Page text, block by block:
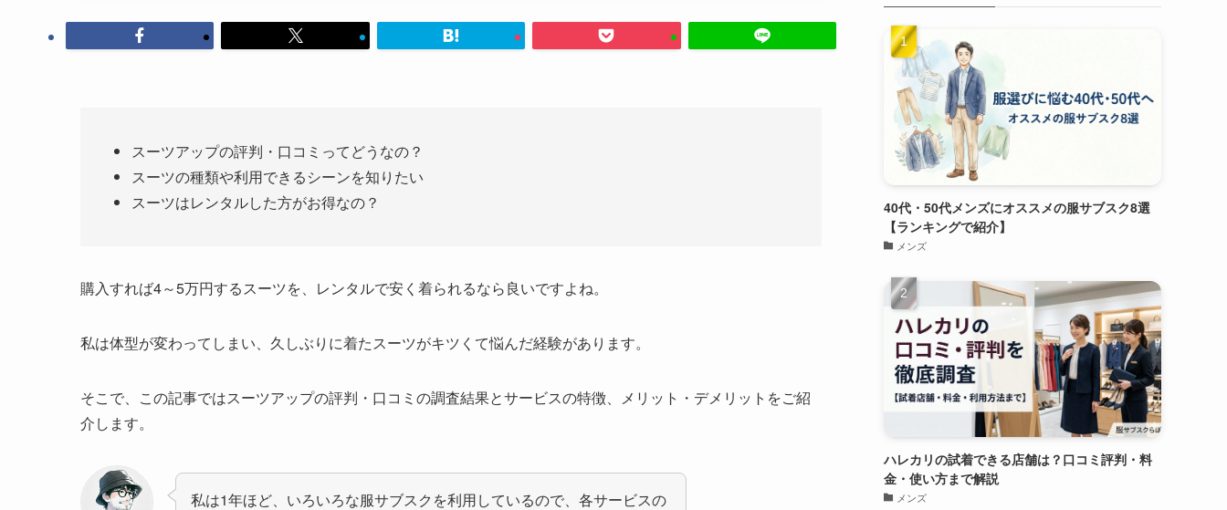
スーツアップの評判・口コミってどうなの？
スーツの種類や利用できるシーンを知りたい
スーツはレンタルした方がお得なの？
購入すれば4～5万円するスーツを、レンタルで安く着られるなら良いですよね。
私は体型が変わってしまい、久しぶりに着たスーツがキツくて悩んだ経験があります。
そこで、この記事ではスーツアップの評判・口コミの調査結果とサービスの特徴、メリット・デメリットをご紹
介します。
私は1年ほど、いろいろな服サブスクを利用しているので、各サービスの
40代・50代メンズにオススメの服サブスク8選
【ランキングで紹介】
メンズ
ハレカリの試着できる店舗は？口コミ評判・料
金・使い方まで解説
メンズ